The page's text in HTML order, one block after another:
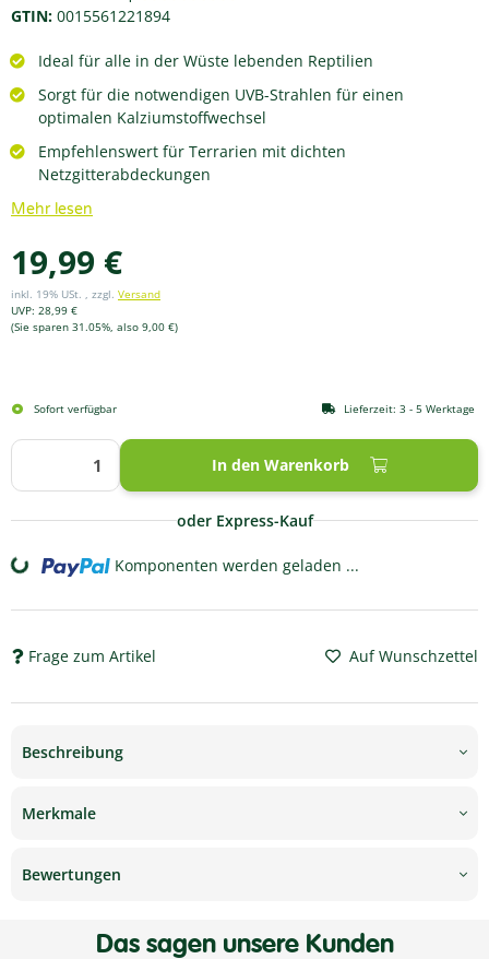
GTIN: 0015561221894
Ideal für alle in der Wüste lebenden Reptilien
Sorgt für die notwendigen UVB-Strahlen für einen
optimalen Kalziumstoffwechsel
Empfehlenswert für Terrarien mit dichten
Netzgitterabdeckungen
Mehr lesen
19,99 €
inkl. 19% USt. , zzgl. Versand
UVP: 28,99 €
(Sie sparen 31.05%, also 9,00 €)
In den Warenkorb
Sofort verfügbar Lieferzeit: 3 - 5 Werktage
oder Express-Kauf
Loading... Komponenten werden geladen ...
Frage zum Artikel Auf Wunschzettel
Beschreibung
Merkmale
Bewertungen
Das sagen unsere Kunden